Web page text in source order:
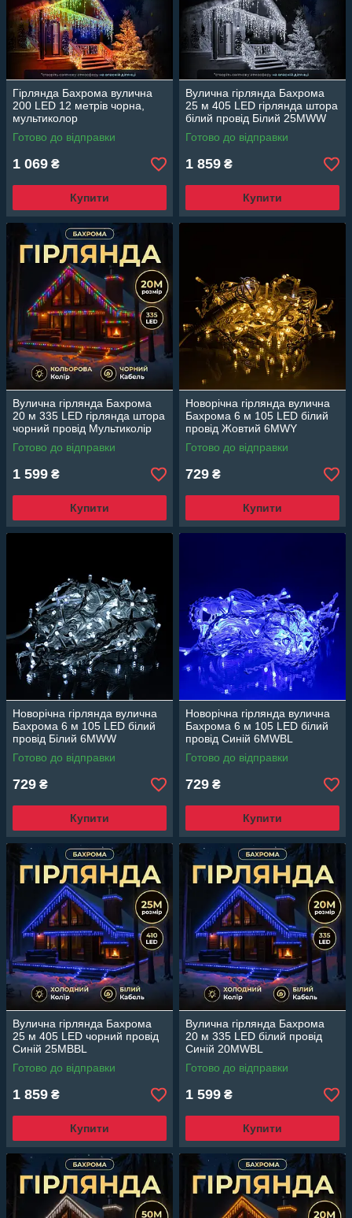
Гірлянда Бахрома вулична
200 LED 12 метрів чорна,
мультиколор
Готово до відправки
1 069 ₴
Купити
Вулична гірлянда Бахрома
25 м 405 LED гірлянда штора
білий провід Білий 25MWW
Готово до відправки
1 859 ₴
Купити
Вулична гірлянда Бахрома
20 м 335 LED гірлянда штора
чорний провід Мультиколір
20MBML
Готово до відправки
1 599 ₴
Купити
Новорічна гірлянда вулична
Бахрома 6 м 105 LED білий
провід Жовтий 6МWY
Готово до відправки
729 ₴
Купити
Новорічна гірлянда вулична
Бахрома 6 м 105 LED білий
провід Білий 6МWW
Готово до відправки
729 ₴
Купити
Новорічна гірлянда вулична
Бахрома 6 м 105 LED білий
провід Синій 6МWBL
Готово до відправки
729 ₴
Купити
Вулична гірлянда Бахрома
25 м 405 LED чорний провід
Синій 25MBBL
Готово до відправки
1 859 ₴
Купити
Вулична гірлянда Бахрома
20 м 335 LED білий провід
Синій 20MWBL
Готово до відправки
1 599 ₴
Купити